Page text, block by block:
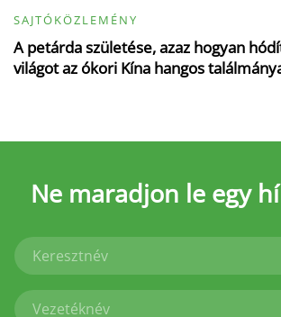
SAJTÓKÖZLEMÉNY
A petárda születése, azaz hogyan
világot az ókori Kína hangos
Ne maradjon le egy